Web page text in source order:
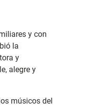
y con
la
y
alegre y
músicos del